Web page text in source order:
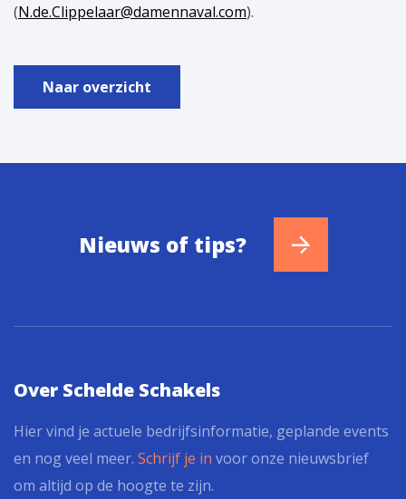
(N.de.Clippelaar@damennaval.com).
Naar overzicht
Nieuws of tips?
Over Schelde Schakels
Hier vind je actuele bedrijfsinformatie, geplande events
en nog veel meer. Schrijf je in voor onze nieuwsbrief
om altijd op de hoogte te zijn.